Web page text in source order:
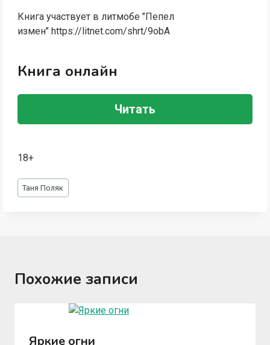
Книга участвует в литмобе "Пепел
измен" https://litnet.com/shrt/9obA
Книга онлайн
Читать
18+
Метки
записи:
Таня Поляк
Похожие записи
Яркие огни